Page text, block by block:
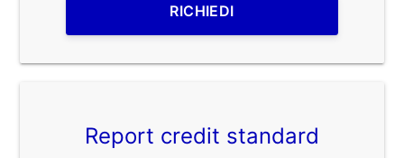
RICHIEDI
Report credit standard